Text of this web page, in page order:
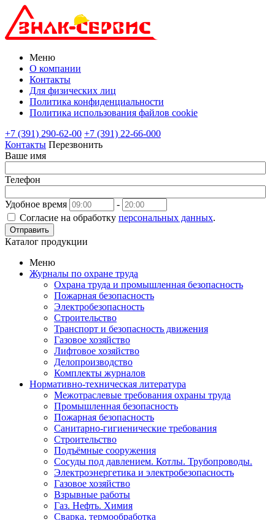
Меню
О компании
Контакты
Для физических лиц
Политика конфиденциальности
Политика использования файлов cookie
+7 (391) 290-62-00 +7 (391) 22-66-000
Контакты Перезвонить
Ваше имя
Телефон
Удобное время
-
Согласие на обработку персональных данных.
Отправить
Каталог продукции
Меню
Журналы по охране труда
Охрана труда и промышленная безопасность
Пожарная безопасность
Электробезопасность
Строительство
Транспорт и безопасность движения
Газовое хозяйство
Лифтовое хозяйство
Делопроизводство
Комплекты журналов
Нормативно-техническая литература
Межотраслевые требования охраны труда
Промышленная безопасность
Пожарная безопасность
Санитарно-гигиенические требования
Строительство
Подъёмные сооружения
Сосуды под давлением. Котлы. Трубопроводы.
Электроэнергетика и электробезопасность
Газовое хозяйство
Взрывные работы
Газ. Нефть. Химия
Сварка, термообработка